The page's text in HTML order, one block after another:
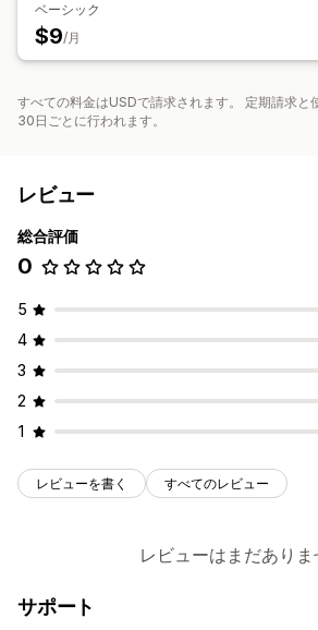
ベーシック
$9/月
すべての料金はUSDで請求されます。 定期請求と
30日ごとに行われます。
レビュー
総合評価
0
5
4
3
2
1
レビューを書く すべてのレビュー
レビューはまだありま
サポート